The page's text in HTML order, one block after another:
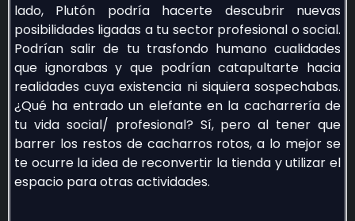
lado, Plutón podría hacerte descubrir nuevas
posibilidades ligadas a tu sector profesional o social.
Podrían salir de tu trasfondo humano cualidades
que ignorabas y que podrían catapultarte hacia
realidades cuya existencia ni siquiera sospechabas.
¿Qué ha entrado un elefante en la cacharrería de
tu vida social/ profesional? Sí, pero al tener que
barrer los restos de cacharros rotos, a lo mejor se
te ocurre la idea de reconvertir la tienda y utilizar el
espacio para otras actividades.